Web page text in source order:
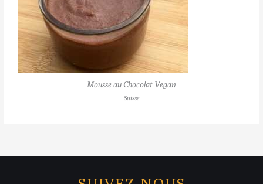
Mousse au Chocolat Vegan
Suisse